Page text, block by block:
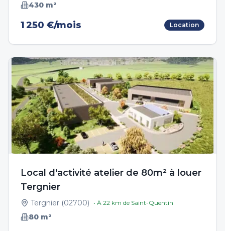
430 m²
1 250 €/mois Location
Local d'activité atelier de 80m² à louer
Tergnier
Tergnier (02700) • À 22 km de Saint-Quentin
80 m²